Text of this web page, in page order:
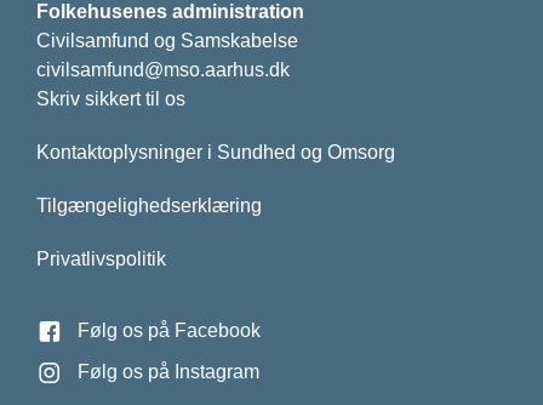
Folkehusenes administration
Civilsamfund og Samskabelse
civilsamfund@mso.aarhus.dk
Skriv sikkert til os
Kontaktoplysninger i Sundhed og Omsorg
Tilgængelighedserklæring
Privatlivspolitik
Følg os på Facebook
Følg os på Instagram